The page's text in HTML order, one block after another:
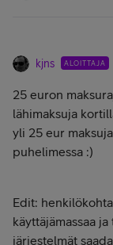
kjns ALOITTAJA
25 euron
lähimaksuja
yli 25 eur
puhelimessa :)
Edit:
käyttäjämassaa
järjestelmät